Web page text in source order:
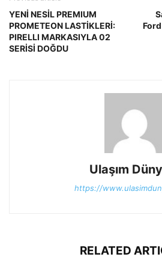
YENİ NESİL PREMIUM
PROMETEON LASTİKLERİ:
PIRELLI MARKASIYLA 02
SERİSİ DOĞDU
Ulaşım
https://
RELATED